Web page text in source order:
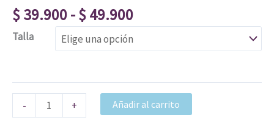
$39.900-$49.900
Talla
- + Añadir al carrito